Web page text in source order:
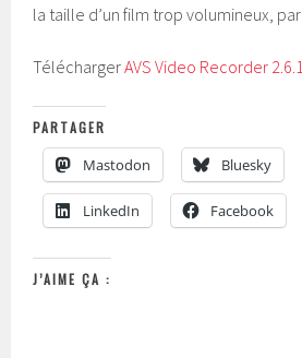
la taille d’un film trop volumineux,
TéléchargerAVS Video Recorder
PARTAGER
Mastodon Bluesky
LinkedIn Facebook
J’AIME ÇA :